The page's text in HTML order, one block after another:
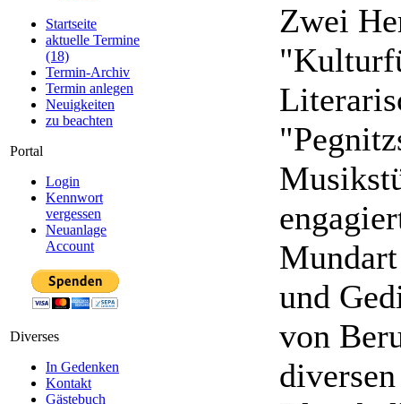
Startseite
aktuelle Termine
(18)
Termin-Archiv
Termin anlegen
Neuigkeiten
zu beachten
Portal
Login
Kennwort
vergessen
Neuanlage
Account
Diverses
In Gedenken
Kontakt
Gästebuch
Zwei
und
von